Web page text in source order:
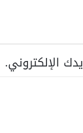
الإلكتروني.